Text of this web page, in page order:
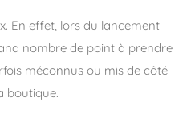
En effet, lors du lancement
nombre de point à prendre
méconnus ou mis de côté
boutique.